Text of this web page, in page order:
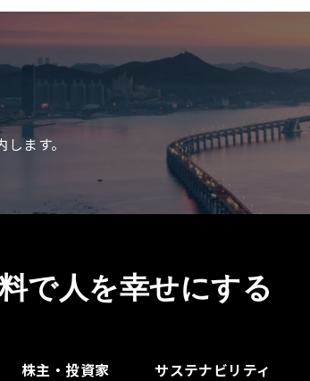
ます。
で人を幸せにする
株主・投資家 サステナビリティ